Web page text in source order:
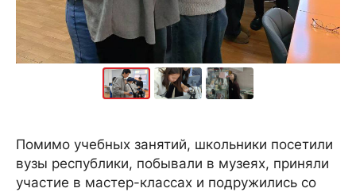
Помимо учебных занятий, школьники посетили
вузы республики, побывали в музеях, приняли
участие в мастер-классах и подружились со